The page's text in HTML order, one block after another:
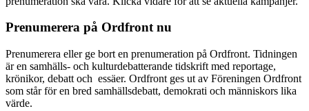
Prenumerera på Ordfront nu
Prenumerera eller ge bort en prenumeration på Ordfront. Tidningen
är en samhälls- och kulturdebatterande tidskrift med reportage,
krönikor, debatt och essäer. Ordfront ges ut av Föreningen Ordfront
som står för en bred samhällsdebatt, demokrati och människors lika
värde.